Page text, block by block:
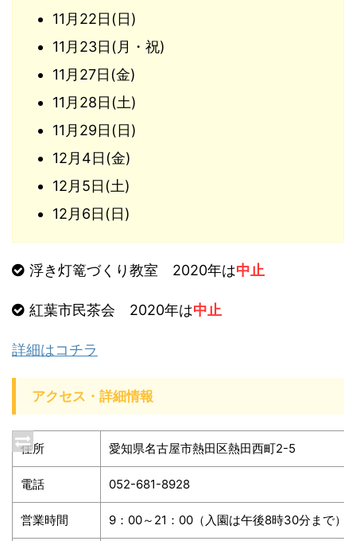
11月22日(日)
11月23日(月・祝)
11月27日(金)
11月28日(土)
11月29日(日)
12月4日(金)
12月5日(土)
12月6日(日)
浮き灯篭づくり教室 2020年は中止
紅葉市民茶会 2020年は中止
詳細はコチラ
アクセス・詳細情報
住所 愛知県名古屋市熱田区熱田西町2-5
電話 052-681-8928
営業時間 9：00～21：00（入園は午後8時30分まで）